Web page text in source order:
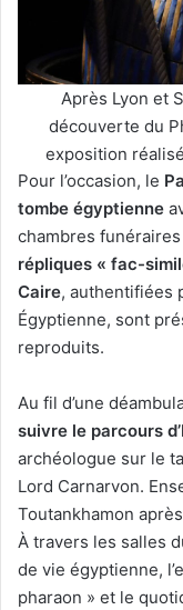
Après Lyon et
découverte du
exposition
Pour l’occasion, le
tombe égyptienne
chambres
répliques « fac-
Caire, authentifiées
Égyptienne, sont
reproduits.
Au fil d’une
suivre le parcours
archéologue sur le
Lord Carnarvon.
Toutankhamon
À travers les salles
de vie égyptienne,
pharaon » et le